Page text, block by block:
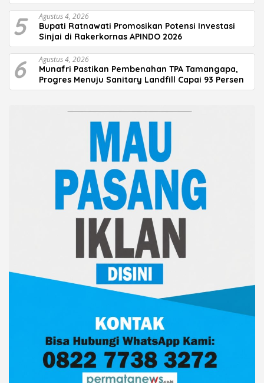
5 Agustus 4, 2026
Bupati Ratnawati Promosikan Potensi Investasi
Sinjai di Rakerkornas APINDO 2026
6 Agustus 4, 2026
Munafri Pastikan Pembenahan TPA Tamangapa,
Progres Menuju Sanitary Landfill Capai 93 Persen